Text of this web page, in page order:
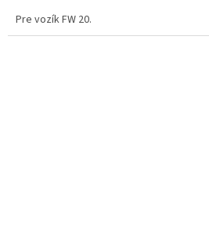
Pre vozík FW 20.